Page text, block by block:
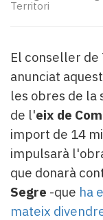
newsletter
Contingut
patrocinat
més
llegit...
Editorial
Territori
El conseller
anunciat
les obres de la
de l'eix de
import de 14
impulsarà
que donarà
Segre -que ha
mateix